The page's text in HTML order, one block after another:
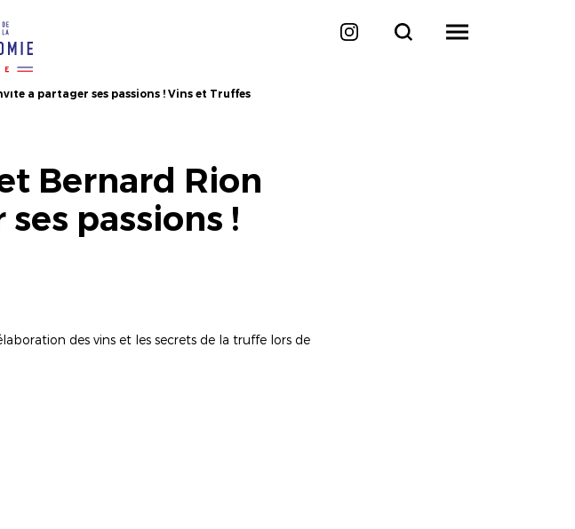
à partager ses passions ! Vins et Truffes
Bernard Rion
passions !
des vins et les secrets de la truffe lors de